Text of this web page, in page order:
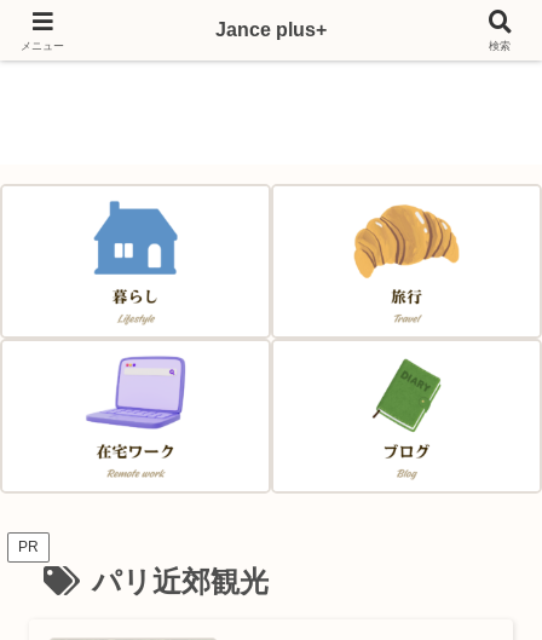
Japan & France & Chance～フランス移住応援サイト～
PR
パリ近郊観光
メニュー
Jance plus+
検索